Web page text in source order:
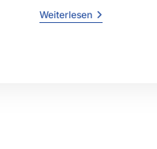
Weiterlesen